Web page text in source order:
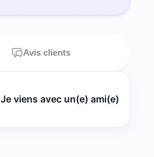
Avis clients
Je viens avec un(e) ami(e)